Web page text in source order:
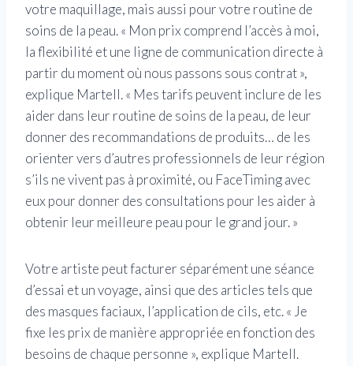
votre maquillage, mais aussi pour votre routine de
soins de la peau. « Mon prix comprend l’accès à moi,
la flexibilité et une ligne de communication directe à
partir du moment où nous passons sous contrat »,
explique Martell.« Mes tarifs peuvent inclure de les
aider dans leur routine de soins de la peau, de leur
donner des recommandations de produits… de les
orienter vers d’autres professionnels de leur région
s’ils ne vivent pas à proximité, ou FaceTiming avec
eux pour donner des consultations pour les aider à
obtenir leur meilleure peau pour le grand jour. »
Votre artiste peut facturer séparément une séance
d’essai et un voyage, ainsi que des articles tels que
des masques faciaux, l’application de cils, etc. « Je
fixe les prix de manière appropriée en fonction des
besoins de chaque personne », explique Martell.